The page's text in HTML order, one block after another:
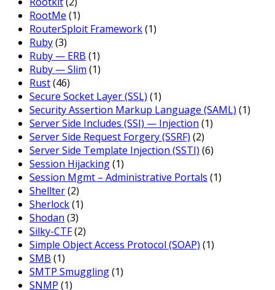
RootMe (1)
RouterSploit Framework(1)
Ruby(3)
Ruby — ERB (1)
Ruby — Slim (1)
Rust(46)
Secure Socket Layer (SSL) (1)
Security Assertion Markup Language (SAML) (1)
Server Side Includes (SSI) — Injection (1)
Server Side Request Forgery (SSRF) (2)
Server Side Template Injection (SSTI) (6)
Session Hijacking(1)
Session Mgmt – Administrative Portals (1)
Shellter(2)
Sherlock(1)
Shodan (3)
Silky-CTF(2)
Simple Object Access Protocol (SOAP) (1)
SMB (1)
SMTP Smuggling(1)
SNMP (1)